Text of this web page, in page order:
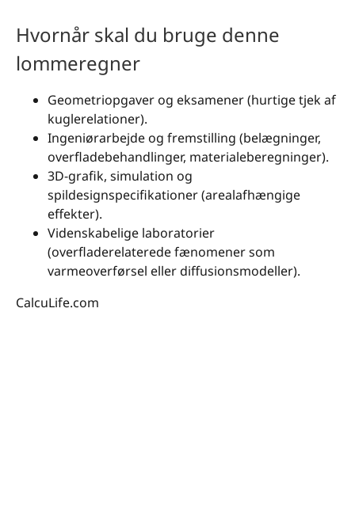
Hvornår skal du bruge denne
lommeregner
Geometriopgaver og eksamener (hurtige tjek af
kuglerelationer).
Ingeniørarbejde og fremstilling (belægninger,
overfladebehandlinger, materialeberegninger).
3D-grafik, simulation og
spildesignspecifikationer (arealafhængige
effekter).
Videnskabelige laboratorier
(overfladerelaterede fænomener som
varmeoverførsel eller diffusionsmodeller).
CalcuLife.com